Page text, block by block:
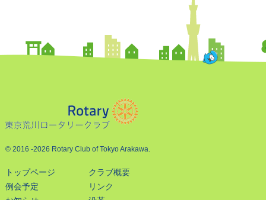
© 2016 -2026 Rotary Club of Tokyo Arakawa.
トップページ
例会予定
クラブ概要
リンク